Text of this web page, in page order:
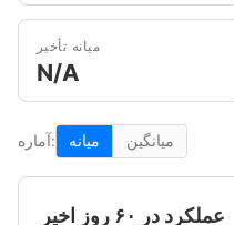
میانه تأخیر
N/A
آماره: میانه میانگین
عملکرد در ۶۰ روز اخیر